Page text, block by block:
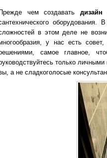
Прежде чем создавать дизайн
в этом деле не
у нас есть
самое главное,
только
а не сладкоголосые